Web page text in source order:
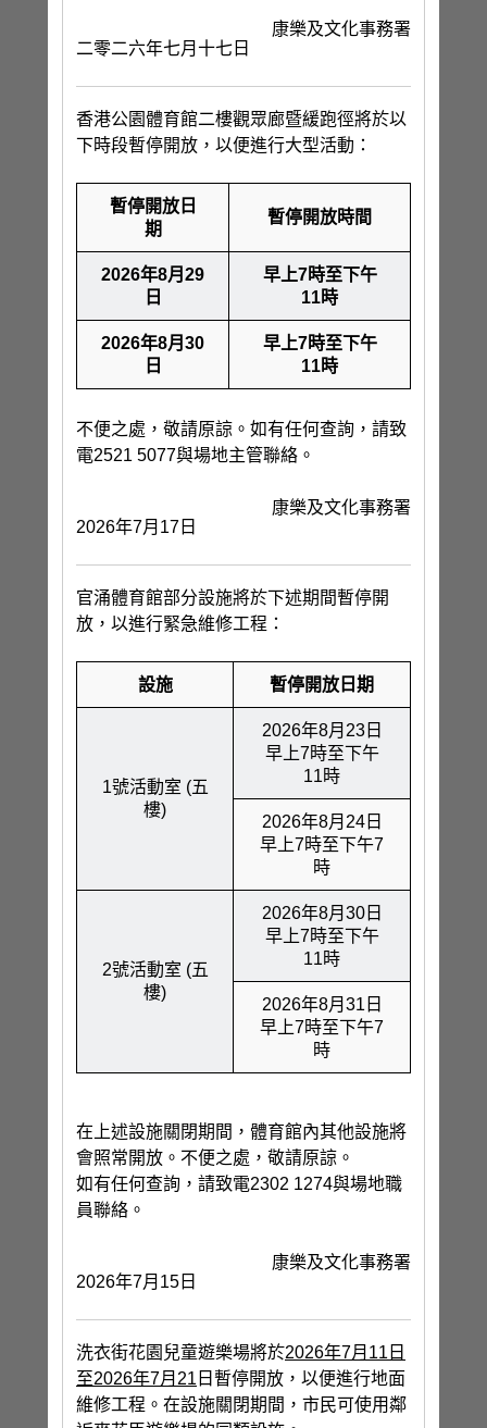
康樂及文化事務署
二零二六年七月十七日
香港公園體育館二樓觀眾廊暨緩跑徑將於以
下時段暫停開放，以便進行大型活動：
暫停開放日
期
暫停開放時間
2026年8月29
日
早上7時至下午
11時
2026年8月30
日
早上7時至下午
11時
不便之處，敬請原諒。如有任何查詢，請致
電2521 5077與場地主管聯絡。
康樂及文化事務署
2026年7月17日
官涌體育館部分設施將於下述期間暫停開
放，以進行緊急維修工程：
設施 暫停開放日期
1號活動室 (五
樓)
2026年8月23日
早上7時至下午
11時
2026年8月24日
早上7時至下午7
時
2號活動室 (五
樓)
2026年8月30日
早上7時至下午
11時
2026年8月31日
早上7時至下午7
時
在上述設施關閉期間，體育館內其他設施將
會照常開放。不便之處，敬請原諒。
如有任何查詢，請致電2302 1274與場地職
員聯絡。
康樂及文化事務署
2026年7月15日
洗衣街花園兒童遊樂場將於2026年7月 11 日
至2026年7月 21 日暫停開放，以便進行地面
維修工程。在設施關閉期間，市民可使用鄰